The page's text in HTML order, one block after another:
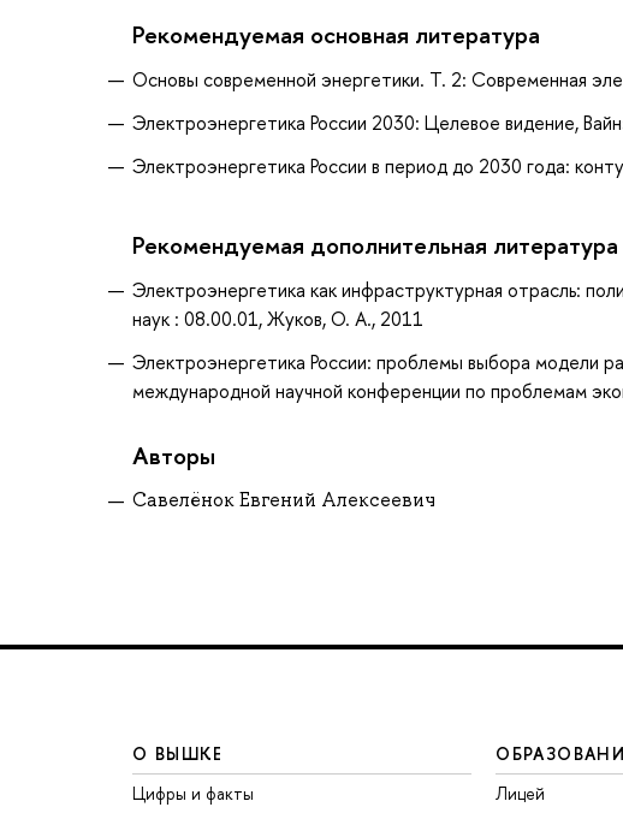
Рекомендуемая основная литература
Основы современной энергетики. Т. 2: Современная
Электроэнергетика России 2030: Целевое видение,
Электроэнергетика России в период до 2030 года:
Рекомендуемая дополнительная литература
Электроэнергетика как инфраструктурная отрасль:
наук : 08.00.01, Жуков, О. А., 2011
Электроэнергетика России: проблемы выбора модели
международной научной конференции по проблемам
Авторы
Савелёнок Евгений Алексеевич
О ВЫШКЕ
Цифры и факты
Лицей